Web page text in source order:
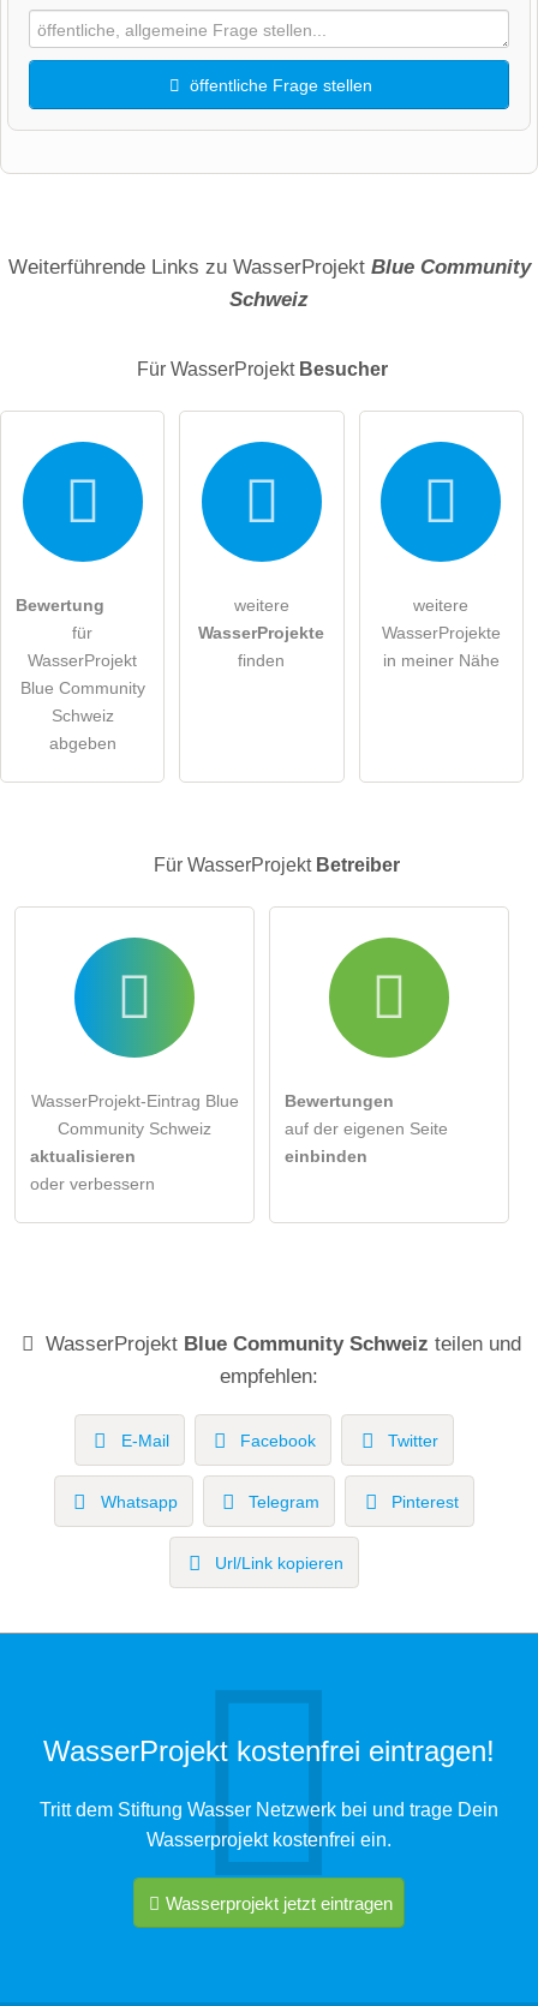
öffentliche Frage stellen
Datenschutzerklärunghabe ich zur Kenntnis genommen.
öffentliche Frage stellen
Hinweis:Bitte beachten Sie, öffentliche Fragen sind
Weiterführende Links zu WasserProjekt Blue Community
Schweiz
Für WasserProjekt Besucher
Bewertung
für
WasserProjekt
Blue Community
Schweiz
abgeben
weitere
WasserProjekte
finden
weitere
WasserProjekte
in meiner Nähe
Für WasserProjekt Betreiber
WasserProjekt-Eintrag Blue
Community Schweiz
aktualisieren
oder verbessern
Bewertungen
auf der eigenen Seite
einbinden
WasserProjekt Blue Community Schweiz teilen und
empfehlen:
E-Mail Facebook Twitter
Whatsapp Telegram Pinterest
Url/Link kopieren
WasserProjekt kostenfrei eintragen!
Tritt dem Stiftung Wasser Netzwerk bei und trage Dein
Wasserprojekt kostenfrei ein.
Wasserprojekt jetzt eintragen